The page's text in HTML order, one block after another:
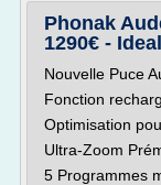
Phonak
1290€ -
Nouvelle Puce
Fonction
Optimisation
Ultra-Zoom
5 Programmes